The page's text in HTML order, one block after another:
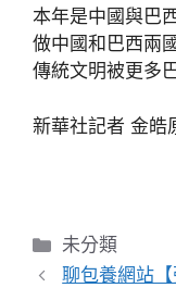
本年是中國與巴
做中國和巴西兩
傳統文明被更多
新華社記者 金皓
分
類
未分類
聊包養網站